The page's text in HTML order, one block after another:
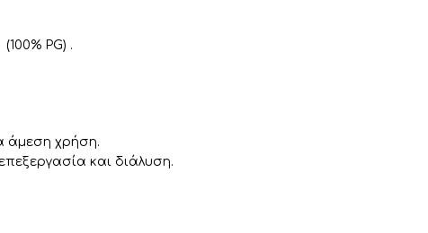
PG) .
άμεση χρήση.
και διάλυση.